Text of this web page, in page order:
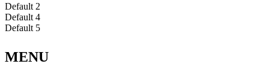
Default 2
Default 4
Default 5
MENU